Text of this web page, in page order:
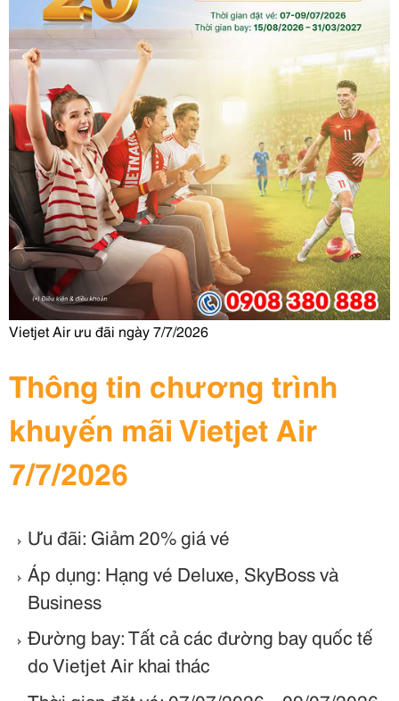
Vietjet Air ưu đãi ngày 7/7/2026
Thông tin chương trình
khuyến mãi Vietjet Air
7/7/2026
Ưu đãi: Giảm 20% giá vé
Áp dụng: Hạng vé Deluxe, SkyBoss và
Business
Đường bay: Tất cả các đường bay quốc tế
do Vietjet Air khai thác